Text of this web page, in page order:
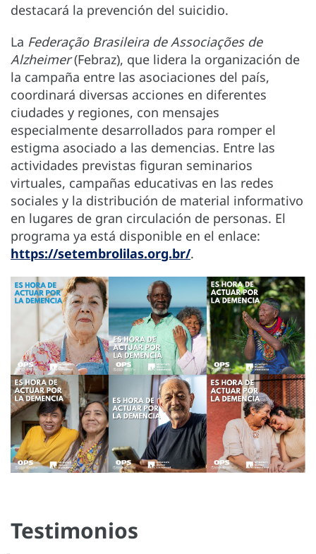
destacará la prevención del suicidio.
La Federação Brasileira de Associações de
Alzheimer(Febraz), que lidera la organización de
la campaña entre las asociaciones del país,
coordinará diversas acciones en diferentes
ciudades y regiones, con mensajes
especialmente desarrollados para romper el
estigma asociado a las demencias. Entre las
actividades previstas figuran seminarios
virtuales, campañas educativas en las redes
sociales y la distribución de material informativo
en lugares de gran circulación de personas. El
programa ya está disponible en el enlace:
https://setembrolilas.org.br/.
Testimonios